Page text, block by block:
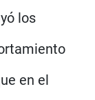
los
en el